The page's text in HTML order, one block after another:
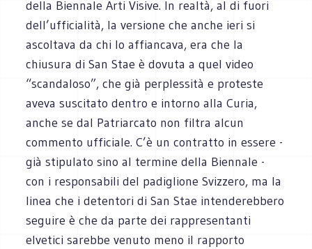
della Biennale Arti Visive. In realtà, al di fuori
dell’ufficialità, la versione che anche ieri si
ascoltava da chi lo affiancava, era che la
chiusura di San Stae è dovuta a quel video
“scandaloso”, che già perplessità e proteste
aveva suscitato dentro e intorno alla Curia,
anche se dal Patriarcato non filtra alcun
commento ufficiale. C’è un contratto in essere -
già stipulato sino al termine della Biennale -
con i responsabili del padiglione Svizzero, ma la
linea che i detentori di San Stae intenderebbero
seguire è che da parte dei rappresentanti
elvetici sarebbe venuto meno il rapporto